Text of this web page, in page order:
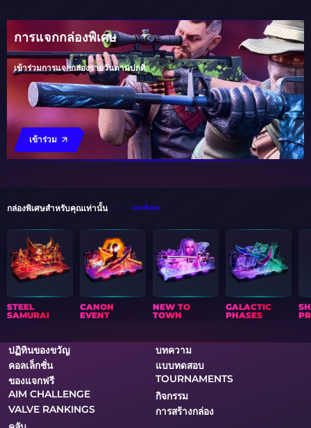
การแจกกล่องพิเศษ
เข้าร่วมการแจกกล่องรายวันตามปกติ
เข้าร่วม
กล่องพิเศษสำหรับคุณเท่านั้น กล่องทั้งหมด
STEEL
SAMURAI
CANON
EVENT
NEW TO
TOWN
GALACTIC
PHASES
ปฏิทินของขวัญ
บทความ
คอลเล็กชั่น
แบบทดสอบ
ของแจกฟรี
TOURNAMENTS
AIM CHALLENGE
กิจกรรม
VALVE RANKINGS
การสร้างกล่อง